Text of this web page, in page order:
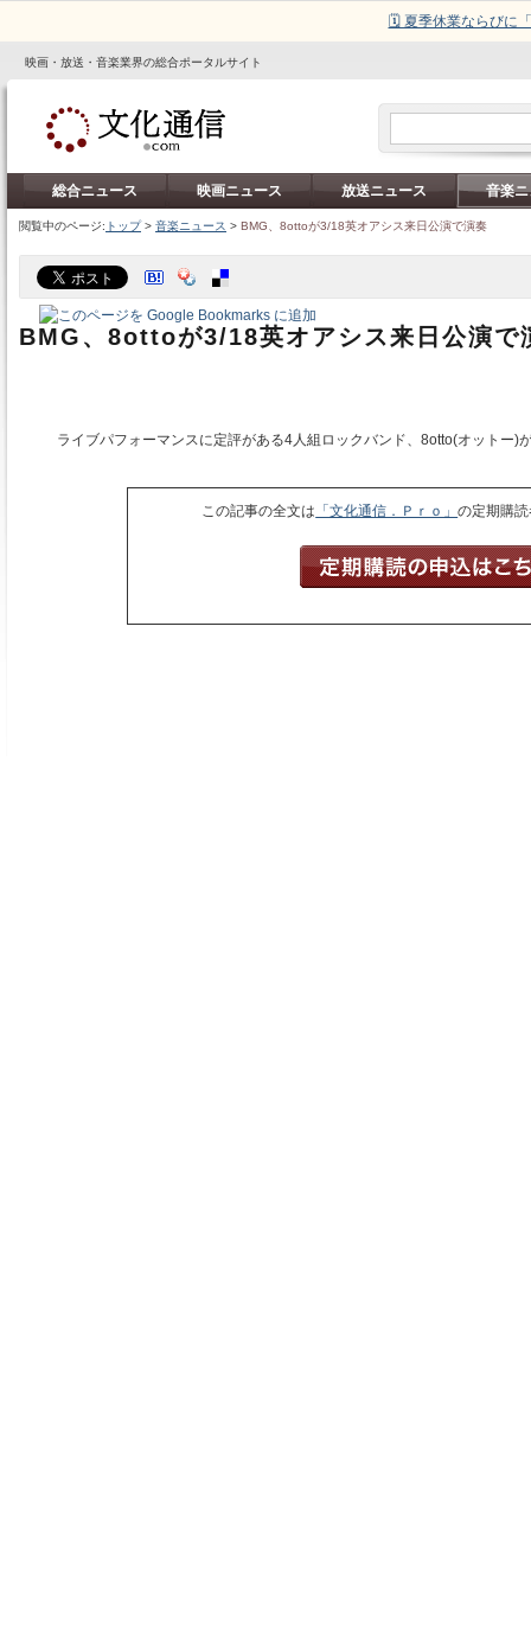
🗓️ 夏季休業ならびに
映画・放送・音楽業界の総合ポータルサイト
総合ニュース 映画ニュース 放送ニュース 音楽
閲覧中のページ: トップ> 音楽ニュース > BMG、8ottoが3/18英オアシス来日公演で演奏
BMG、8ottoが3/18英オアシス来日公演で
ライブパフォーマンスに定評がある4人組ロックバンド、8otto(オットー
この記事の全文は 「文化通信．Ｐｒｏ」の定期購